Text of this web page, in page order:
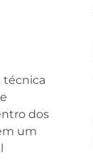
técnica
dos
um